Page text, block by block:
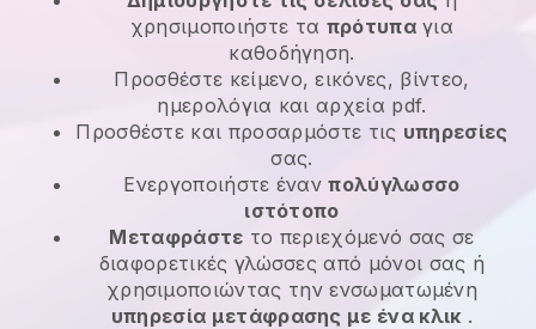
χρησιμοποιήστε τα πρότυπαγια
καθοδήγηση.
Προσθέστε κείμενο, εικόνες, βίντεο,
ημερολόγια και αρχεία pdf.
Προσθέστε και προσαρμόστε τις υπηρεσίες
σας.
Ενεργοποιήστε ένανπολύγλωσσο
ιστότοπο
Μεταφράστε το περιεχόμενό σας σε
διαφορετικές γλώσσες από μόνοι σας ή
χρησιμοποιώντας την ενσωματωμένη
υπηρεσία μετάφρασης με ένα κλικ .